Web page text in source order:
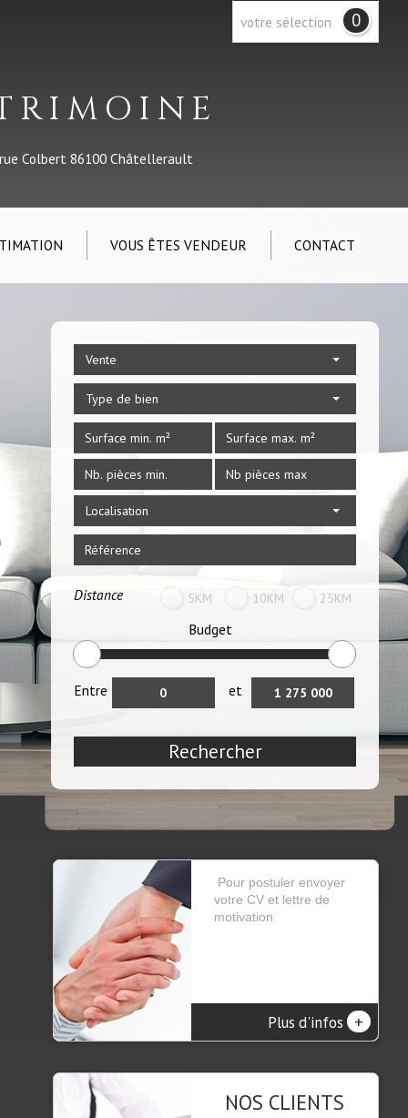
votre sélection 0
Colbert 86100 Châtellerault
VOUS ÊTES VENDEUR CONTACT
Vente
Type de bien
Localisation
Distance 5KM 10KM 25KM
Budget
Entre et
Rechercher
Pour postuler envoyer
votre CV et lettre de
motivation
Plus d'infos +
NOS CLIENTS